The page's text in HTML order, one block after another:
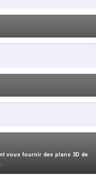
vous fournir des plans 3D de